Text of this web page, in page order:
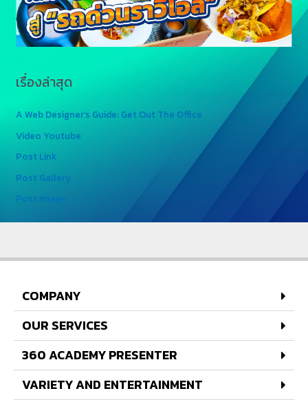
เรื่องล่าสุด
A Web Designer’s Guide: Get Out The Office
Video Youtube
Post Link
Post Gallery
Post Image
COMPANY
OUR SERVICES
360 ACADEMY PRESENTER
VARIETY AND ENTERTAINMENT